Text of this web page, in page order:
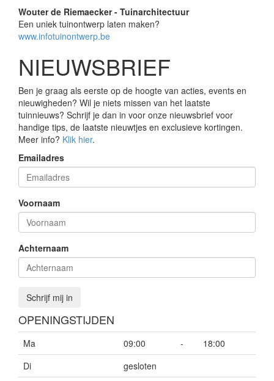
Wouter de Riemaecker - Tuinarchitectuur
Een uniek tuinontwerp laten maken?
www.infotuinontwerp.be
NIEUWSBRIEF
Ben je graag als eerste op de hoogte van acties, events en
nieuwigheden? Wil je niets missen van het laatste
tuinnieuws? Schrijf je dan in voor onze nieuwsbrief voor
handige tips, de laatste nieuwtjes en exclusieve kortingen.
Meer info? Klik hier.
Emailadres
Voornaam
Achternaam
Schrijf mij in
OPENINGSTIJDEN
Ma 09:00 -
18:00
Di
gesloten